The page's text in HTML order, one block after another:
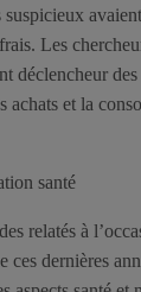
Les
déclencheur
achats et la
santé
relatés à
dernières